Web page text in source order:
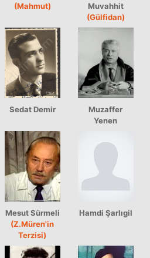
(Mahmut)
Muvahhit
(Gülfidan)
Sedat Demir
Muzaffer
Yenen
Mesut Sürmeli
(Z.Müren'in
Terzisi)
Hamdi Şarlıgil